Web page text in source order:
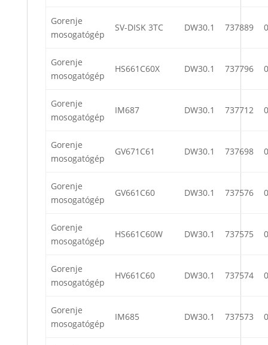
Gorenje
mosogatógép
SV-DISK 3TC DW30.1 737889
Gorenje
mosogatógép
HS661C60X DW30.1 737796
Gorenje
mosogatógép
IM687 DW30.1 737712
Gorenje
mosogatógép
GV671C61 DW30.1 737698
Gorenje
mosogatógép
GV661C60 DW30.1 737576
Gorenje
mosogatógép
HS661C60W DW30.1 737575
Gorenje
mosogatógép
HV661C60 DW30.1 737574
Gorenje
mosogatógép
IM685 DW30.1 737573